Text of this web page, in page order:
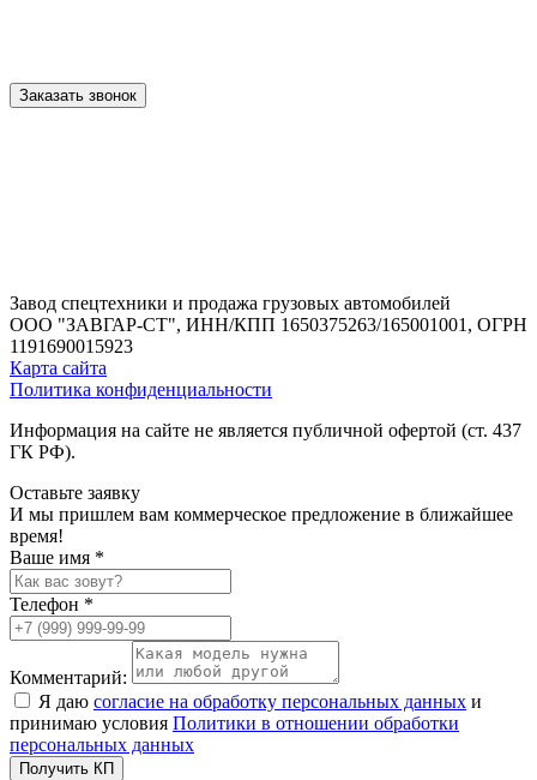
Заказать звонок
Завод спецтехники и продажа грузовых автомобилей
ООО "ЗАВГАР-СТ", ИНН/КПП 1650375263/165001001, ОГРН
1191690015923
Карта сайта
Политика конфиденциальности
Информация на сайте не является публичной офертой (ст. 437
ГК РФ).
Оставьте заявку
И мы пришлем вам коммерческое предложение в ближайшее
время!
Ваше имя *
Телефон *
Комментарий:
Я даю согласие на обработку персональных данных и
принимаю условия Политики в отношении обработки
персональных данных
Получить КП